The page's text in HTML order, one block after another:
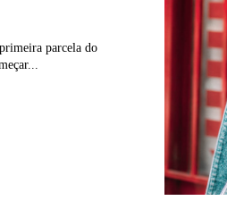
parcela do